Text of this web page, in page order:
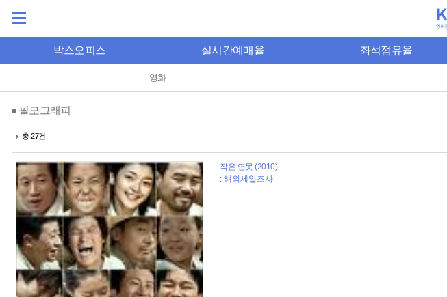
박스오피스 실시간예매율 좌석점유율
영화
필모그래피
총 27건
작은 연못 (2010)
: 해외세일즈사